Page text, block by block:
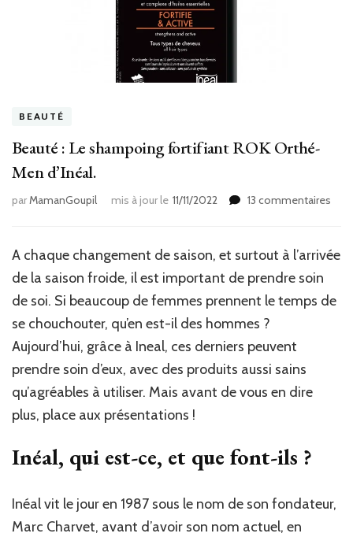
BEAUTÉ
Beauté : Le shampoing fortifiant ROK Orthé-
Men d’Inéal.
parMamanGoupil mis à jour le 11/11/2022 13 commentaires
A chaque changement de saison, et surtout à l’arrivée
de la saison froide, il est important de prendre soin
de soi. Si beaucoup de femmes prennent le temps de
se chouchouter, qu’en est-il des hommes ?
Aujourd’hui, grâce à Ineal, ces derniers peuvent
prendre soin d’eux, avec des produits aussi sains
qu’agréables à utiliser. Mais avant de vous en dire
plus, place aux présentations !
Inéal, qui est-ce, et que font-ils ?
Inéal vit le jour en 1987 sous le nom de son fondateur,
Marc Charvet, avant d’avoir son nom actuel, en